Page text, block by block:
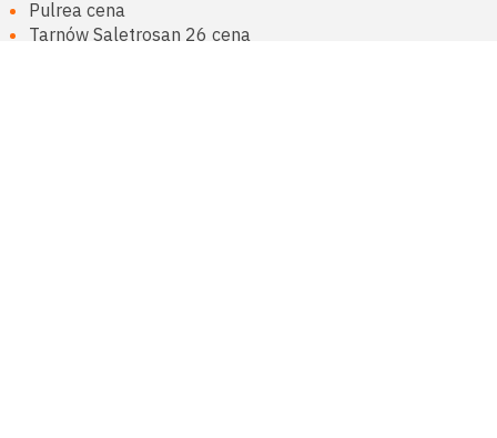
Pulrea cena
Tarnów Saletrosan 26 cena